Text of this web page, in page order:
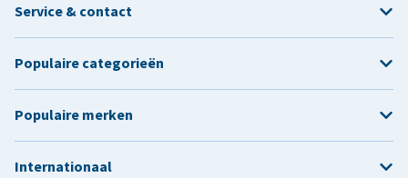
Service & contact
Populaire categorieën
Populaire merken
Internationaal